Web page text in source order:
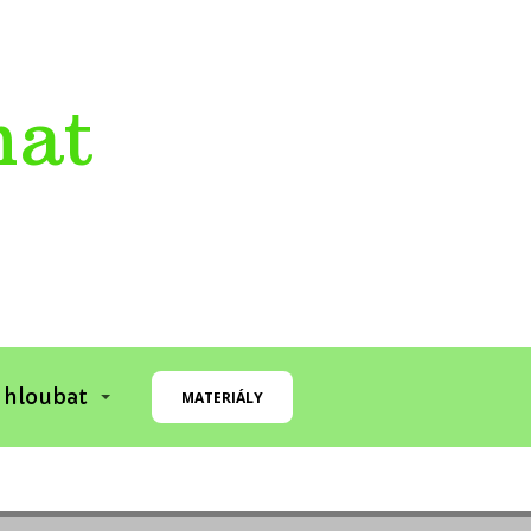
hloubat MATERIÁLY